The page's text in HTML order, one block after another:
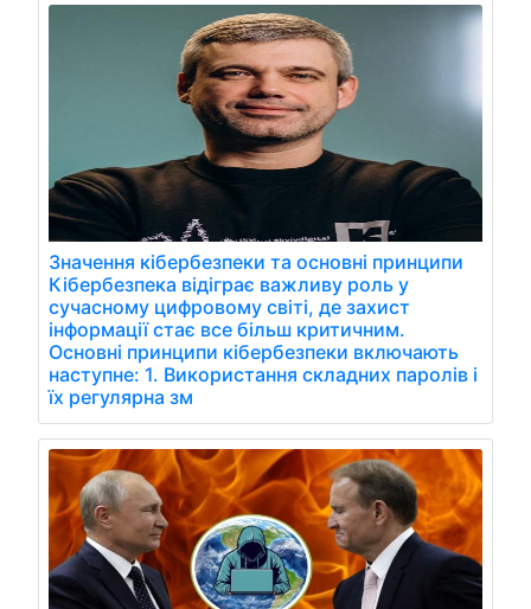
Значення кібербезпеки та основні принципи
Кібербезпека відіграє важливу роль у
сучасному цифровому світі, де захист
інформації стає все більш критичним.
Основні принципи кібербезпеки включають
наступне: 1. Використання складних паролів і
їх регулярна зм